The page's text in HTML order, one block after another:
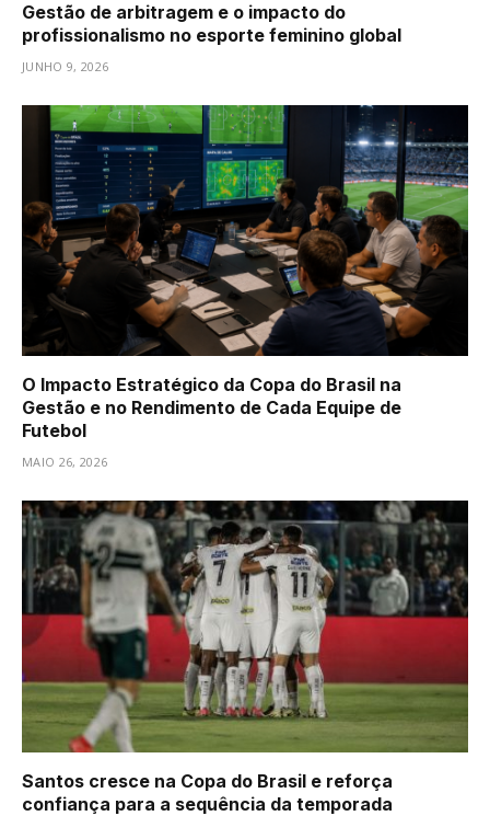
Gestão de arbitragem e o impacto do
profissionalismo no esporte feminino global
JUNHO 9, 2026
O Impacto Estratégico da Copa do Brasil na
Gestão e no Rendimento de Cada Equipe de
Futebol
MAIO 26, 2026
Santos cresce na Copa do Brasil e reforça
confiança para a sequência da temporada